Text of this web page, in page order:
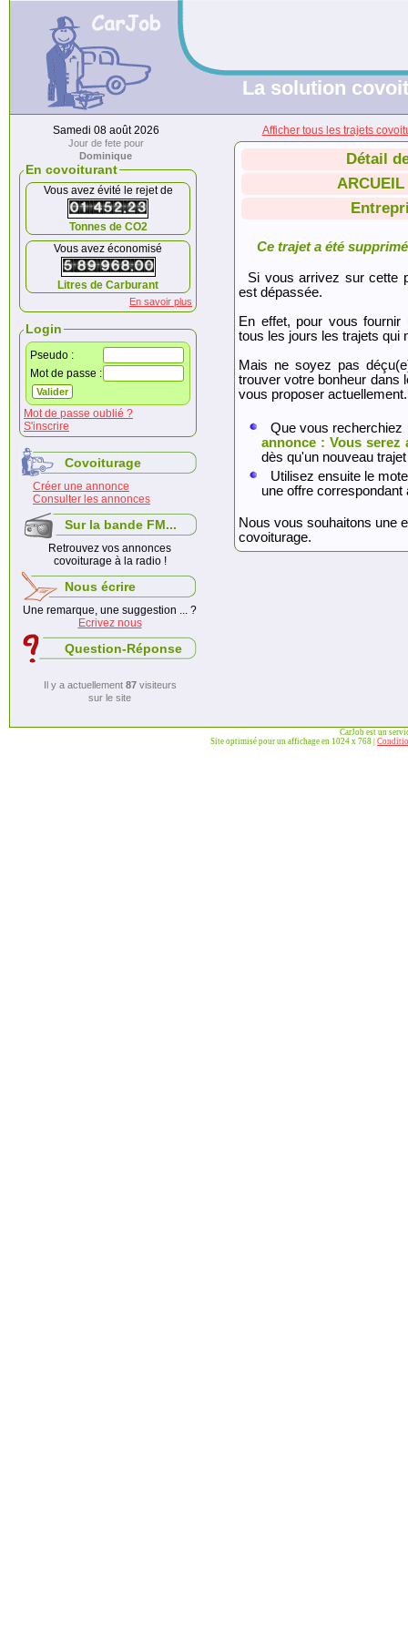
La solution
Samedi 08 août 2026
Jour de fete pour
Dominique
En covoiturant
Vous avez évité le rejet de
Tonnes de CO2
Vous avez économisé
Litres de Carburant
En savoir plus
Login
Pseudo :
Mot de passe :
Mot de passe oublié ?
S'inscrire
Covoiturage
Créer une annonce
Consulter les annonces
Sur la bande FM...
Retrouvez vos annonces
covoiturage à la radio !
Nous écrire
Une remarque, une suggestion ... ?
Ecrivez nous
Question-Réponse
Il y a actuellement 87visiteurs
sur le site
Afficher tous les trajets
Détail
Ce trajet a été
Si vous arrivez sur cette
est dépassée.
En effet, pour vous fournir
tous les jours les trajets qui
Mais ne soyez pas
trouver votre bonheur dans
vous proposer actuellement.
Que vous
annonce : Vous serez
dès qu'un nouveau
Utilisez ensuite le
une offre
Nous vous souhaitons une
covoiturage.
CarJob est un
Site optimisé pour un affichage en 1024 x 768 |